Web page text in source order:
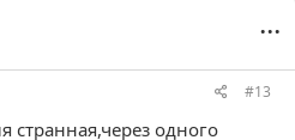
...
#13
странная,через одного